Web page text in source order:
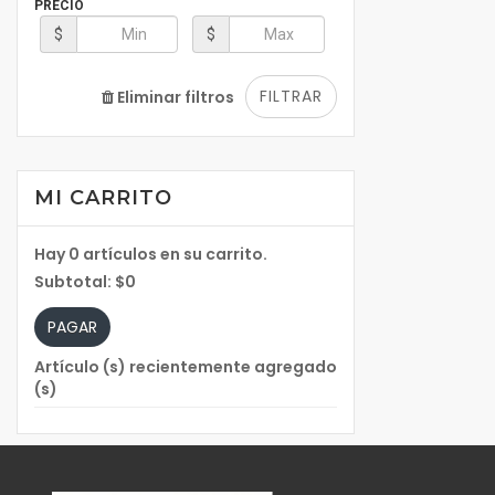
PRECIO
$ $
FILTRAR
Eliminar filtros
MI CARRITO
Hay0 artículos en su carrito.
Subtotal: $0
PAGAR
Artículo (s) recientemente agregado
(s)